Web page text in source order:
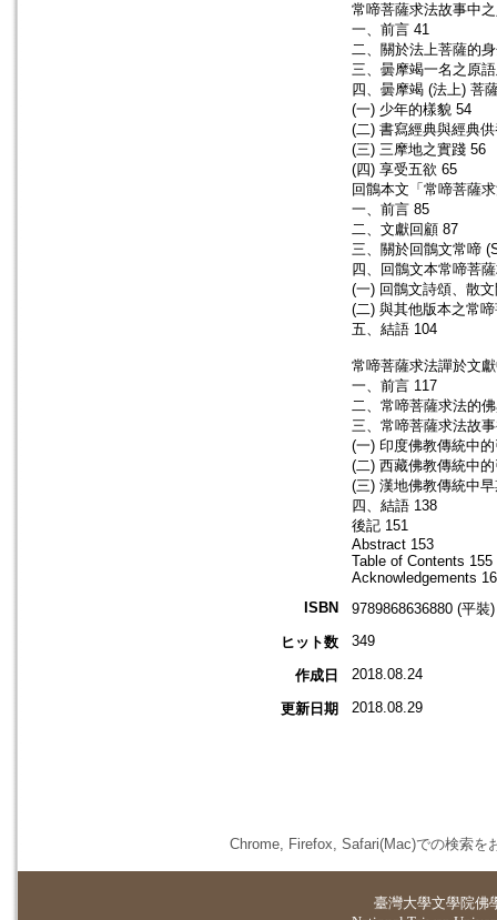
常啼菩薩求法故事中
一、前言 41
二、關於法上菩薩的
三、曇摩竭一名之原
四、曇摩竭 (法上) 菩
(一) 少年的樣貌 54
(二) 書寫經典與經典
(三) 三摩地之實踐 56
(四) 享受五欲 65
回鶻本文「常啼菩薩
一、前言 85
二、文獻回顧 87
三、關於回鶻文常啼
四、回鶻文本常啼菩
(一) 回鶻文詩頌、散
(二) 與其他版本之常
五、結語 104
常啼菩薩求法譂於文
一、前言 117
二、常啼菩薩求法的
三、常啼菩薩求法故
(一) 印度佛教傳統中
(二) 西藏佛教傳統中
(三) 漢地佛教傳統中
四、結語 138
後記 151
Abstract 153
Table of Contents 155
Acknowledgements
ISBN
9789868636880 (平裝)
ヒット数
349
作成日 2018.08.24
更新日期 2018.08.29
Chrome, Firefox, Safari(Mac)での検索を
臺灣大學文學院佛